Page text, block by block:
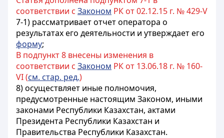
соответствии с Законом РК от 02.12.15 г. № 429-V
7-1) рассматривает отчет оператора о
результатах его деятельности и утверждает его
форму;
В подпункт 8 внесены изменения в
соответствии с Законом РК от 13.06.18 г. № 160-
VI (см. стар. ред.)
8) осуществляет иные полномочия,
предусмотренные настоящим Законом, иными
законами Республики Казахстан, актами
Президента Республики Казахстан и
Правительства Республики Казахстан.